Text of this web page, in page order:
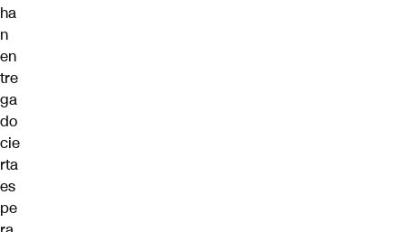
ha
n
en
tre
ga
do
cie
rta
es
pe